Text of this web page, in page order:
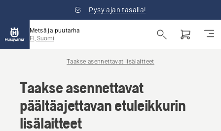
Pysy ajan tasalla!
Metsä ja puutarha
FI, Suomi
Taakse asennettavat lisälaitteet
Taakse asennettavat
päältäajettavan etuleikkurin
lisälaitteet